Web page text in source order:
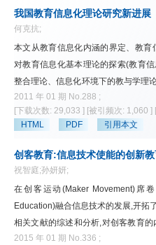
我国教育信息化理论研究新进展
何克抗;
本文从教育信息化内涵的界定、教
对教育信息化基本理论的探索(教育
整合理论、信息化环境下的教与学理
学设计理论)等几个方面,对进入21世
理论研究和取得的进展,作了较为全面
息化今后的健康、持续与深入发展,具
2011 年 01 期 No.288 ;
[下载次数: 29,033 ] [被引频次: 1,060 ]
HTML
PDF 引用本文
创客教育:信息技术使能的创新
祝智庭;孙妍妍;
在创客运动(Maker Movement)席
Education)融合信息技术的发展,开拓
相关文献的综述和分析,对创客教育的
的现状以及发展方向进行了深层次解
2015 年 01 期 No.336 ;